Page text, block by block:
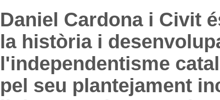
Daniel Cardona i Civit
la història i
l'independentisme
pel seu plantejament